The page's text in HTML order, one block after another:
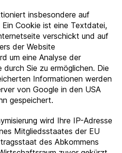
insbesondere auf
Cookie ist eine Textdatei,
verschickt und auf
der Website
um eine Analyse der
Sie zu ermöglichen. Die
Informationen werden
von Google in den USA
gespeichert.
wird Ihre IP-Adresse
Mitgliedsstaates der EU
des Abkommens